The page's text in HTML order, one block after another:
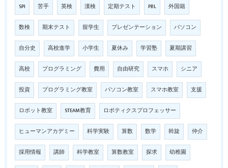
SPI 苦手 英検 漢検 定期テスト PBL 外国籍
数検 期末テスト 留学生 プレゼンテーション パソコン
自分史 高校進学 小学生 夏休み 学習塾 夏期講習
高校 プログラミング 費用 自由研究 スマホ シニア
投資 プログラミング教室 パソコン教室 スマホ教室 支援
ロボット教室 STEAM教育 ロボティクスプロフェッサー
ヒューマンアカデミー 科学実験 算数 数学 斡旋 仲介
採用情報 講師 科学教室 算数教室 探求 幼稚園